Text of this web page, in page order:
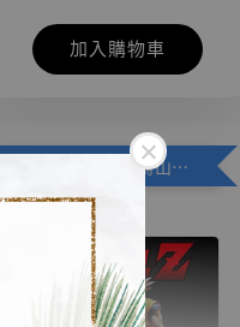
加入購物車
加購優惠【悟空 鳥山明紀念款 [奇蹟工作室]】